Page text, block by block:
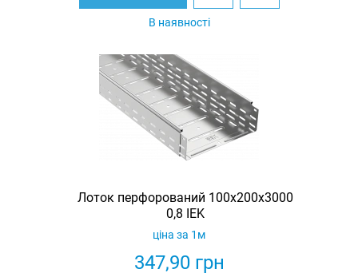
В наявності
Лоток перфорований 100x200x3000
0,8 IEK
347,90грн
ціна за 1м